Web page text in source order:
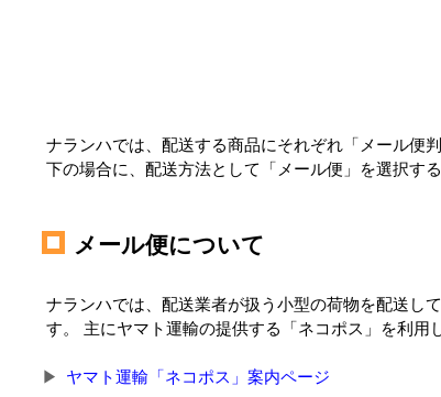
ナランハでは、配送する商品にそれぞれ「メール便
下の場合に、配送方法として「メール便」を選択する
メール便について
ナランハでは、配送業者が扱う小型の荷物を配送し
す。 主にヤマト運輸の提供する「ネコポス」を利用
ヤマト運輸「ネコポス」案内ページ